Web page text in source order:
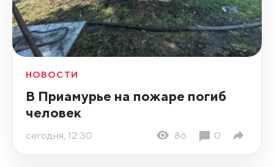
НОВОСТИ
В Приамурье на пожаре погиб
человек
сегодня, 12:30 86 0